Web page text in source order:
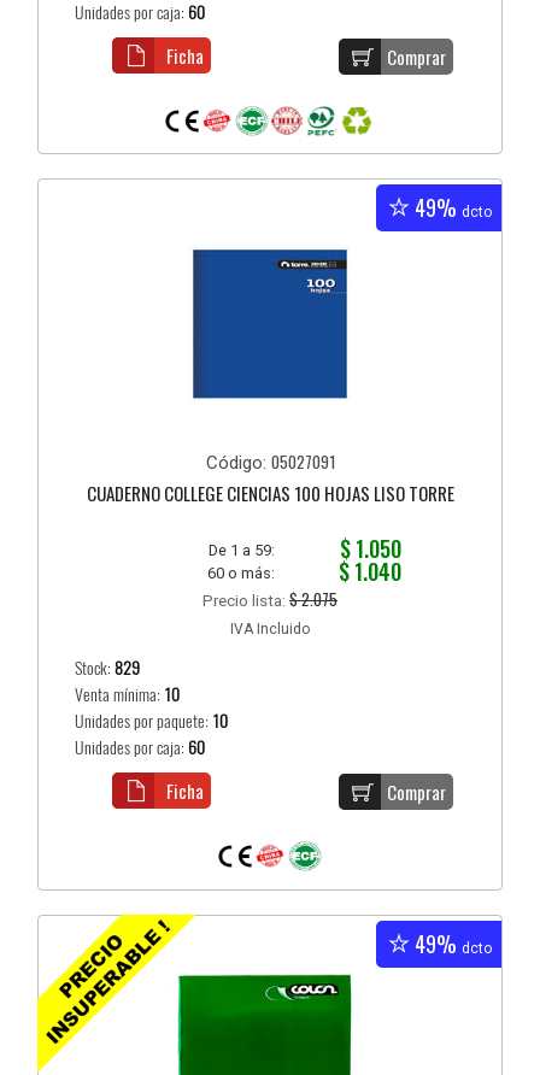
Unidades por caja: 60
Comprar
Ficha
49% dcto
Código: 05027091
CUADERNO COLLEGE CIENCIAS 100 HOJAS LISO TORRE
De 1 a 59: $ 1.050
60 o más: $ 1.040
Precio lista: $ 2.075
IVA Incluido
Stock:829
Venta mínima: 10
Unidades por paquete: 10
Unidades por caja: 60
Comprar
Ficha
49% dcto